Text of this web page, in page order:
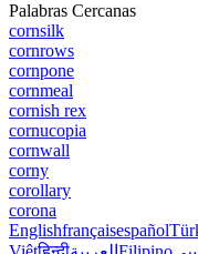
Palabras Cercanas
cornsilk
cornrows
cornpone
cornmeal
cornish rex
cornucopia
cornwall
corny
corollary
corona
Englishfrançaisespañol